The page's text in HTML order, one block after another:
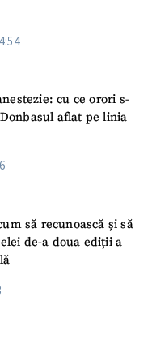
cu ce orori s-
aflat pe linia
să recunoască și să
de-a doua ediții a